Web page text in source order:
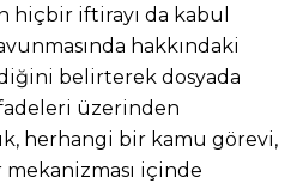
hiçbir iftirayı da kabul
hakkındaki
belirterek dosyada
üzerinden
herhangi bir kamu görevi,
mekanizması içinde